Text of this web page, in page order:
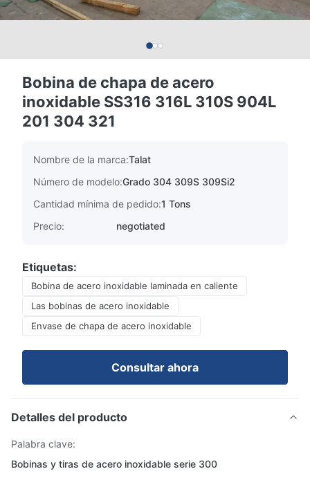
Bobina de chapa de acero
inoxidable SS316 316L 310S 904L
201 304 321
Nombre de la marca:Talat
Número de modelo:Grado 304 309S 309Si2
Cantidad mínima de pedido:1 Tons
Precio:
negotiated
Etiquetas:
Bobina de acero inoxidable laminada en caliente
Las bobinas de acero inoxidable
Envase de chapa de acero inoxidable
Consultar ahora
Detalles del producto
Palabra clave:
Bobinas y tiras de acero inoxidable serie 300